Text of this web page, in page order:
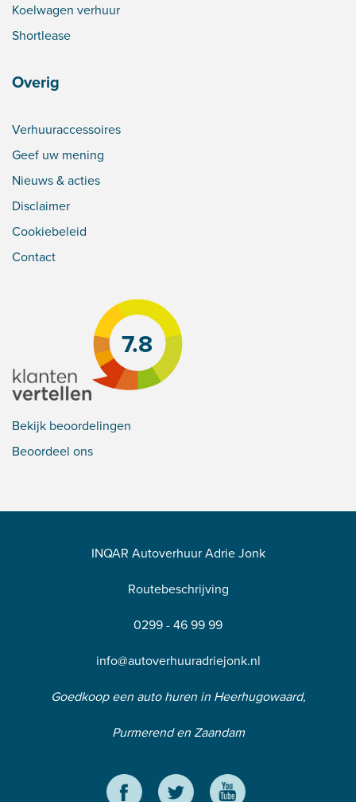
Koelwagen verhuur
Shortlease
Overig
Verhuuraccessoires
Geef uw mening
Nieuws & acties
Disclaimer
Cookiebeleid
Contact
7.8
Bekijk beoordelingen
Beoordeel ons
INQAR Autoverhuur Adrie Jonk
Routebeschrijving
0299 - 46 99 99
info@autoverhuuradriejonk.nl
Goedkoop een auto huren in Heerhugowaard,
Purmerend en Zaandam